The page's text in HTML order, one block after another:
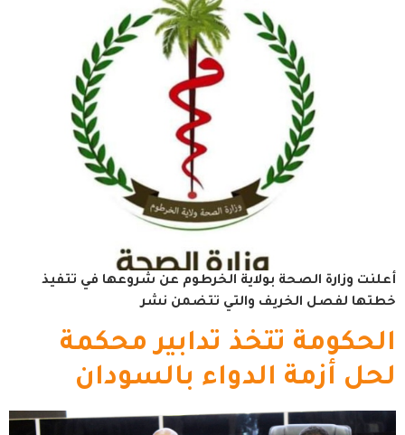
أعلنت وزارة الصحة بولاية الخرطوم عن شروعها في تتفيذ
خطتها لفصل الخريف والتي تتضمن نشر
الحكومة تتخذ تدابير محكمة
لحل أزمة الدواء بالسودان